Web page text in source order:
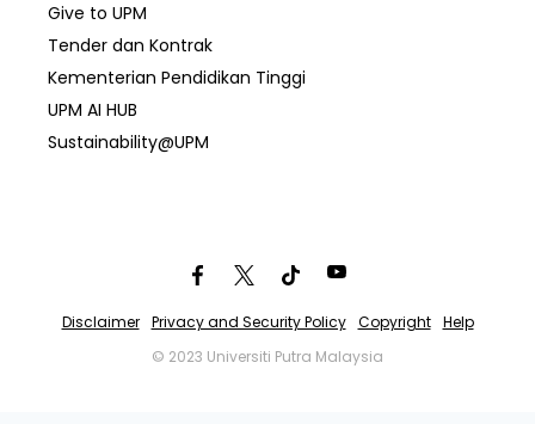
Give to UPM
Tender dan Kontrak
Kementerian Pendidikan Tinggi
UPM AI HUB
Sustainability@UPM
Disclaimer Privacy and Security Policy Copyright
Help
© 2023 Universiti Putra Malaysia